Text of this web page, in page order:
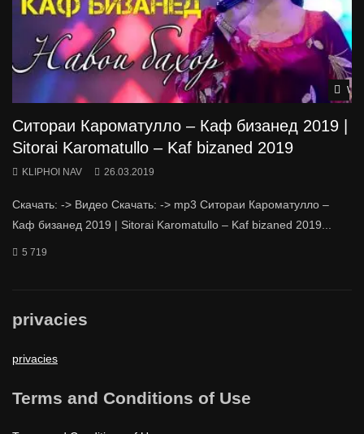
Ситораи Кароматулло – Каф бизанед 2019 |
Sitorai Karomatullo – Kaf bizaned 2019
KLIPHOI NAV 26.03.2019
Скачать: -> Видео Скачать: -> mp3 Ситораи Кароматулло –
Каф бизанед 2019 | Sitorai Karomatullo – Kaf bizaned 2019...
5 719
privacies
privacies
Terms and Conditions of Use